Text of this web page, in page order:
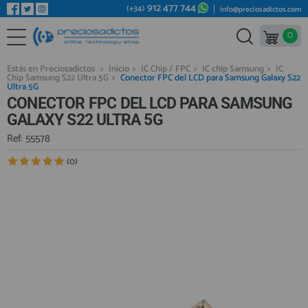
REPUESTOS MÓVILES
REPUESTOS TABLET
REPUESTOS RELOJES INTELIGENTES
REPUESTOS VIDEOCONSOLAS
REPUESTOS MACBOOK
REPUESTOS OTROS DISPOSITIVOS
Bienvenid@ otra vez
YA SOY CLIENTE
Recordarme
(+34) 912 477 744 info@preciosadictos.com
0
Estás en Preciosadictos > Inicio > IC Chip / FPC > IC chip Samsung > IC
Chip Samsung S22 Ultra 5G > Conector FPC del LCD para Samsung Galaxy S22
Ultra 5G
CONECTOR FPC DEL LCD PARA SAMSUNG
GALAXY S22 ULTRA 5G
Ref: 55578
(0)